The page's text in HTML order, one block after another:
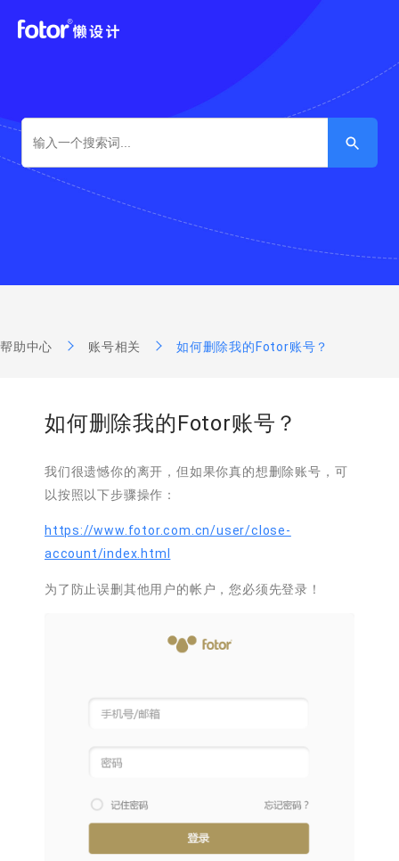
Search
for:
搜索按钮
帮助中心 账号相关 如何删除我的Fotor账号？
如何删除我的Fotor账号？
我们很遗憾你的离开，但如果你真的想删除账号，可
以按照以下步骤操作：
https://www.fotor.com.cn/user/close-
account/index.html
为了防止误删其他用户的帐户，您必须先登录！